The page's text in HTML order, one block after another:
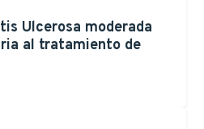
Ulcerosa moderada
al tratamiento de